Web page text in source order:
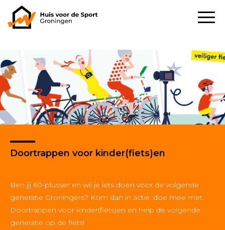
Doortrappen voor kinder(fiets)en
Ben jij 60-plusser en wil je iets doen voor de volgende
generatie Groningers? Kom dan in actie: doe mee met
Doortrappen voor kinder(fiets)en en help de volgende
generatie op de fiets!